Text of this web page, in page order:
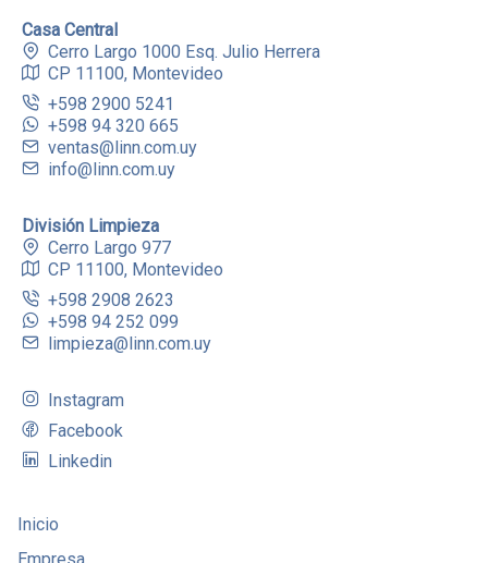
Casa Central
Cerro Largo 1000 Esq. Julio Herrera
CP 11100, Montevideo
+598 2900 5241
+598 94 320 665
ventas@linn.com.uy
info@linn.com.uy
División Limpieza
Cerro Largo 977
CP 11100, Montevideo
+598 2908 2623
+598 94 252 099
limpieza@linn.com.uy
Instagram
Facebook
Linkedin
Inicio